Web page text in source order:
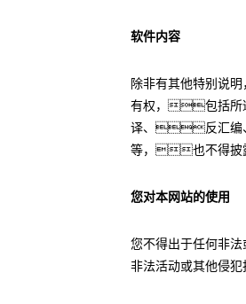
软件内容
除非有其他特别说
有权，包括所
译、反汇编
等，也不得披
您对本网站的使用
您不得出于任何非
非法活动或其他侵